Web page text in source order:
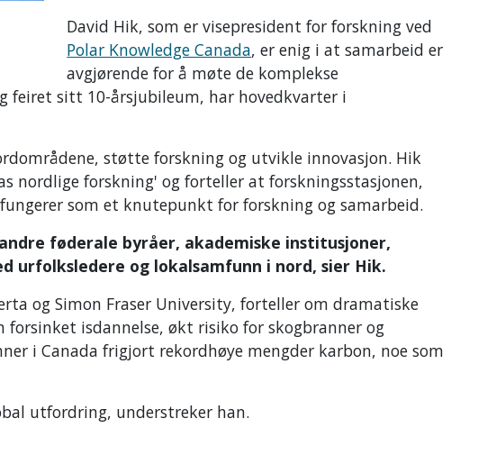
David Hik, som er visepresident for forskning ved
Polar Knowledge Canada, er enig i at samarbeid er
avgjørende for å møte de komplekse
feiret sitt 10-årsjubileum, har hovedkvarter i
støtte forskning og utvikle innovasjon. Hik
nordlige forskning' og forteller at forskningsstasjonen,
fungerer som et knutepunkt for forskning og samarbeid.
føderale byråer, akademiske institusjoner,
urfolksledere og lokalsamfunn i nord, sier Hik.
og Simon Fraser University, forteller om dramatiske
isdannelse, økt risiko for skogbranner og
i Canada frigjort rekordhøye mengder karbon, noe som
utfordring, understreker han.